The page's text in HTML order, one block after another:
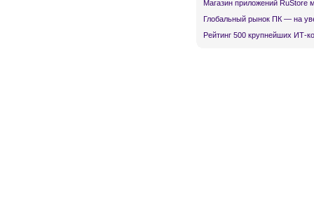
Магазин приложений RuStore
Глобальный рынок ПК — на
Рейтинг 500 крупнейших ИТ-